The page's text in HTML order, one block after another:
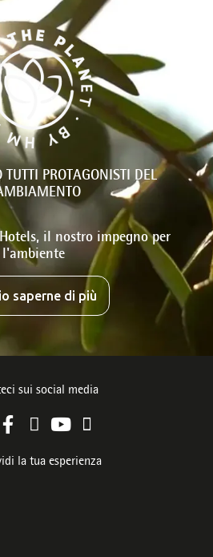
TUTTI PROTAGONISTI DEL
il nostro impegno per
l'ambiente
saperne di più
sui social media
la tua esperienza